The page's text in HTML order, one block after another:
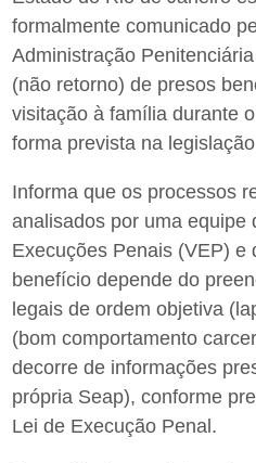
formalmente comunicado
Administração
(não retorno) de presos
visitação à família durante
forma prevista na
Informa que os processos
analisados por uma equipe
Execuções Penais (VEP) e
benefício depende do
legais de ordem objetiva
(bom comportamento
decorre de informações
própria Seap), conforme
Lei de Execução Penal.